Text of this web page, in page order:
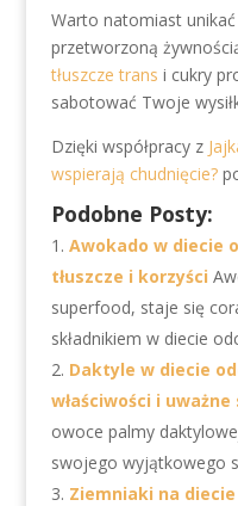
Warto natomiast
przetworzoną
tłuszcze trans i cukry
sabotować Twoje
Dzięki współpracy z
wspierają chudnięcie?
Podobne Posty:
Awokado w diecie
tłuszcze i korzyści
superfood, staje się
składnikiem w diecie
Daktyle w diecie
właściwości i uważne
owoce palmy
swojego wyjątkowego
Ziemniaki na